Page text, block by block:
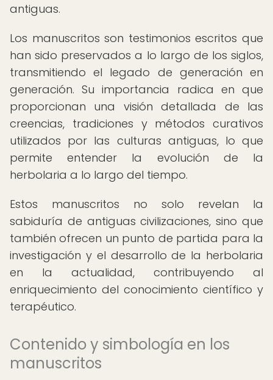
antiguas.
Los manuscritos son testimonios escritos que
han sido preservados a lo largo de los siglos,
transmitiendo el legado de generación en
generación. Su importancia radica en que
proporcionan una visión detallada de las
creencias, tradiciones y métodos curativos
utilizados por las culturas antiguas, lo que
permite entender la evolución de la
herbolaria a lo largo del tiempo.
Estos manuscritos no solo revelan la
sabiduría de antiguas civilizaciones, sino que
también ofrecen un punto de partida para la
investigación y el desarrollo de la herbolaria
en la actualidad, contribuyendo al
enriquecimiento del conocimiento científico y
terapéutico.
Contenido y simbología en los
manuscritos